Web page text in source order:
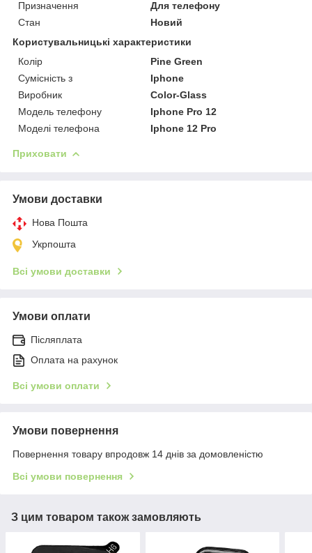
Призначення
Для телефону
Стан
Новий
Користувальницькі характеристики
Колір
Pine Green
Сумісність з
Iphone
Виробник
Color-Glass
Модель телефону
Iphone Pro 12
Моделі телефона
Iphone 12 Pro
Приховати
Умови доставки
Нова Пошта
Укрпошта
Всі умови доставки
Умови оплати
Післяплата
Оплата на рахунок
Всі умови оплати
Умови повернення
Повернення товару впродовж 14 днів за домовленістю
Всі умови повернення
З цим товаром також замовляють